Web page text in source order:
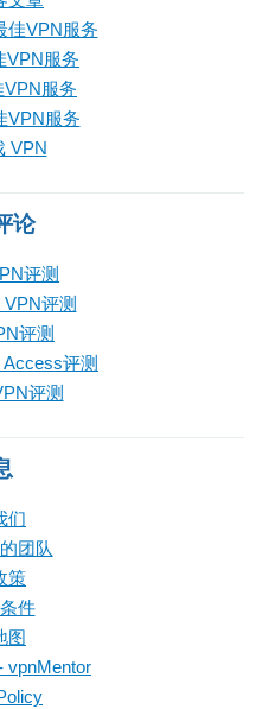
佳VPN服务
VPN服务
VPN服务
VPN服务
VPN
论
评测
评测
评测
Access评测
评测
们
团队
策
件
图
vpnMentor